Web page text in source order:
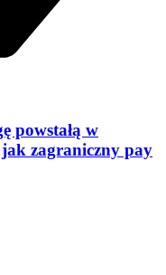
powstałą w
zagraniczny pay